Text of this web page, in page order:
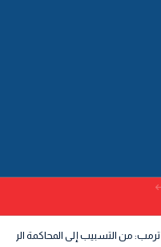
من التسبيب إلى المحاكمة